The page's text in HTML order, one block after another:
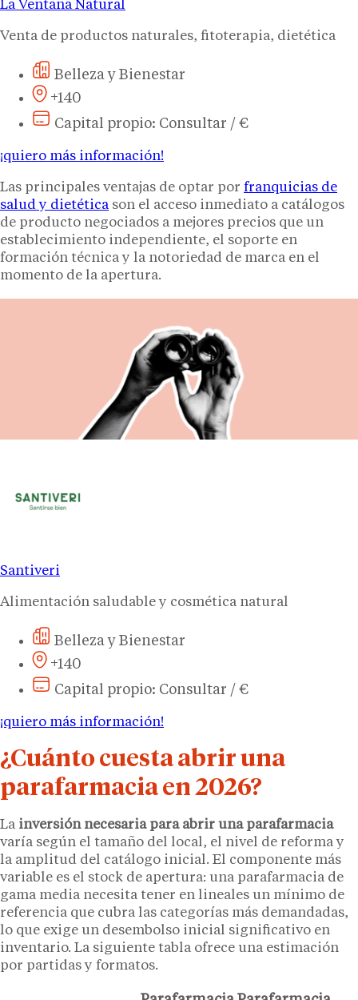
La Ventana Natural
Venta de productos naturales, fitoterapia, dietética
Belleza y Bienestar
+140
Capital propio: Consultar / €
¡quiero más información!
Las principales ventajas de optar por franquicias de
salud y dietética son el acceso inmediato a catálogos
de producto negociados a mejores precios que un
establecimiento independiente, el soporte en
formación técnica y la notoriedad de marca en el
momento de la apertura.
Santiveri
Alimentación saludable y cosmética natural
Belleza y Bienestar
+140
Capital propio: Consultar / €
¡quiero más información!
¿Cuánto cuesta abrir una
parafarmacia en 2026?
La inversión necesaria para abrir una parafarmacia
varía según el tamaño del local, el nivel de reforma y
la amplitud del catálogo inicial. El componente más
variable es el stock de apertura: una parafarmacia de
gama media necesita tener en lineales un mínimo de
referencia que cubra las categorías más demandadas,
lo que exige un desembolso inicial significativo en
inventario. La siguiente tabla ofrece una estimación
por partidas y formatos.